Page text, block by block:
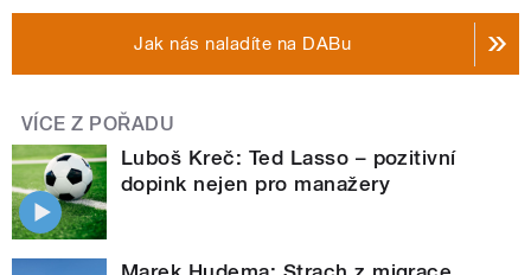
Jak nás naladíte na DABu
VÍCE Z POŘADU
Luboš Kreč: Ted Lasso – pozitivní
dopink nejen pro manažery